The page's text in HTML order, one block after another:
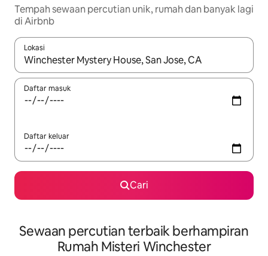
Tempah sewaan percutian unik, rumah dan banyak lagi
di Airbnb
Lokasi
Apabila hasil tersedia, navigasi dengan kekunci anak panah
Daftar masuk
Daftar keluar
Cari
Sewaan percutian terbaik berhampiran
Rumah Misteri Winchester